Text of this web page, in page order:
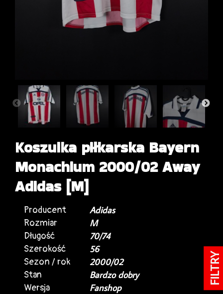
Koszulka piłkarska Bayern
Monachium 2000/02 Away
Adidas [M]
Producent
Adidas
Rozmiar
M
Długość
70/74
Szerokość
56
Sezon / rok
2000/02
Stan
Bardzo dobry
Wersja
Fanshop
FILTRY